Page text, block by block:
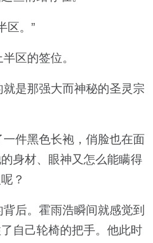
区。”
区的签位。
是那强大而神秘的圣灵宗
件黑色长袍，俏脸也在面
身材、眼神又怎么能瞒得
？
后。霍雨浩瞬间就感觉到
自己轮椅的把手。他此时